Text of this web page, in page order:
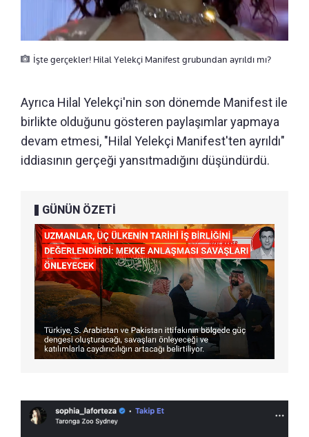
İşte gerçekler! Hilal Yelekçi Manifest grubundan ayrıldı mı?
Ayrıca Hilal Yelekçi'nin son dönemde Manifest ile
birlikte olduğunu gösteren paylaşımlar yapmaya
devam etmesi, "Hilal Yelekçi Manifest'ten ayrıldı"
iddiasının gerçeği yansıtmadığını düşündürdü.
GÜNÜN ÖZETİ